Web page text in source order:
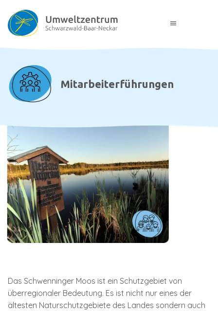
menu
Mitarbeiterführungen
Das Schwenninger Moos ist ein Schutzgebiet von
überregionaler Bedeutung. Es ist nicht nur eines der
ältesten Naturschutzgebiete des Landes sondern auch